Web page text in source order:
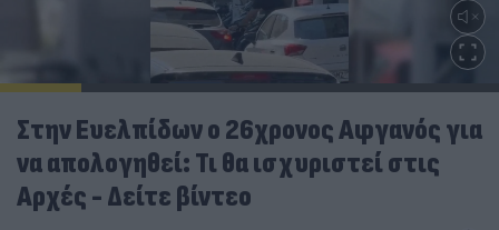
Στην Ευελπίδων ο 26χρονος Αφγανός για
να απολογηθεί: Τι θα ισχυριστεί στις
Αρχές - Δείτε βίντεο